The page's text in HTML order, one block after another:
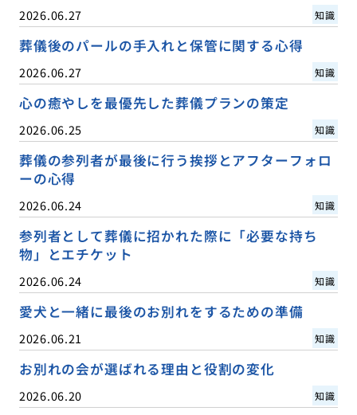
2026.06.27 知識
葬儀後のパールの手入れと保管に関する心得
2026.06.27 知識
心の癒やしを最優先した葬儀プランの策定
2026.06.25 知識
葬儀の参列者が最後に行う挨拶とアフターフォロ
ーの心得
2026.06.24 知識
参列者として葬儀に招かれた際に「必要な持ち
物」とエチケット
2026.06.24 知識
愛犬と一緒に最後のお別れをするための準備
2026.06.21 知識
お別れの会が選ばれる理由と役割の変化
2026.06.20 知識